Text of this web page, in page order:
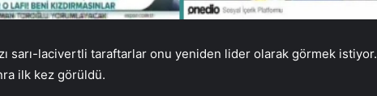
sarı-lacivertli taraftarlar onu yeniden lider olarak görmek istiyor.
ilk kez görüldü.